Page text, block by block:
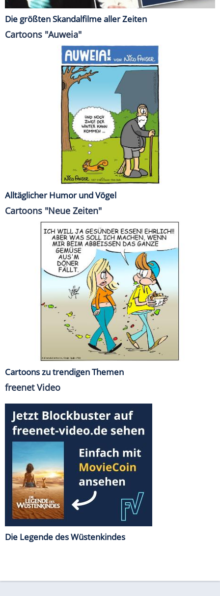
Die größten Skandalfilme aller Zeiten
Cartoons "Auweia"
Alltäglicher Humor und Vögel
Cartoons "Neue Zeiten"
Cartoons zu trendigen Themen
freenet Video
Die Legende des Wüstenkindes